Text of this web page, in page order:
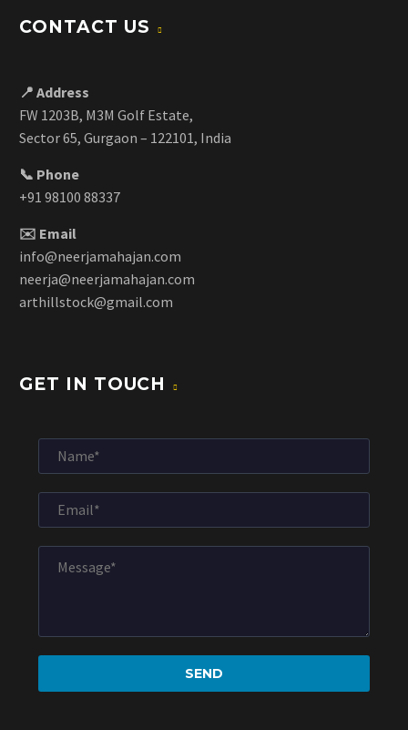
CONTACT US
📍 Address
FW 1203B, M3M Golf Estate,
Sector 65, Gurgaon – 122101, India
📞 Phone
+91 98100 88337
✉️ Email
info@neerjamahajan.com
neerja@neerjamahajan.com
arthillstock@gmail.com
GET IN TOUCH